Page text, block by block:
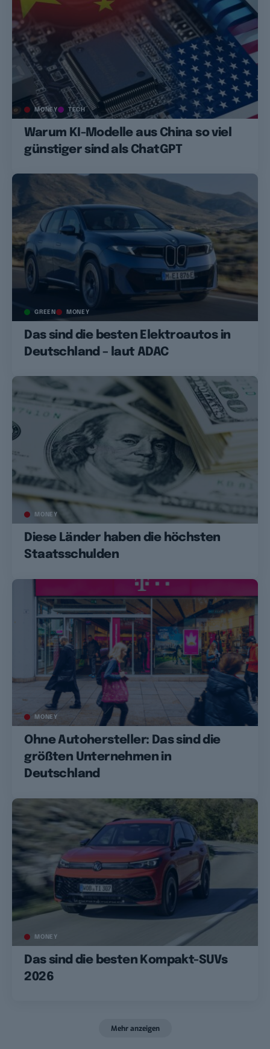
MONEY TECH
Warum KI-Modelle aus China so viel
günstiger sind als ChatGPT
GREEN MONEY
Das sind die besten Elektroautos in
Deutschland – laut ADAC
MONEY
Diese Länder haben die höchsten
Staatsschulden
MONEY
Ohne Autohersteller: Das sind die
größten Unternehmen in
Deutschland
MONEY
Das sind die besten Kompakt-SUVs
2026
Mehr anzeigen